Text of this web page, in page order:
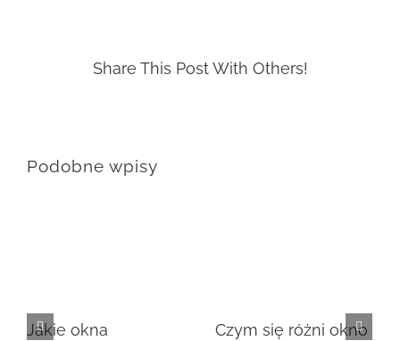
Share This Post With Others!
Podobne wpisy
Jakie okna
Czym się różni okno